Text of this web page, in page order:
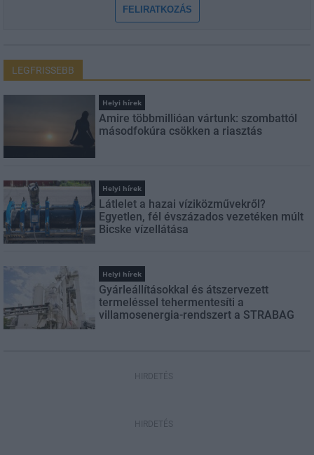
FELIRATKOZÁS
LEGFRISSEBB
Helyi hírek
Amire többmillióan vártunk: szombattól
másodfokúra csökken a riasztás
Helyi hírek
Látlelet a hazai víziközművekről?
Egyetlen, fél évszázados vezetéken múlt
Bicske vízellátása
Helyi hírek
Gyárleállításokkal és átszervezett
termeléssel tehermentesíti a
villamosenergia-rendszert a STRABAG
HIRDETÉS
HIRDETÉS